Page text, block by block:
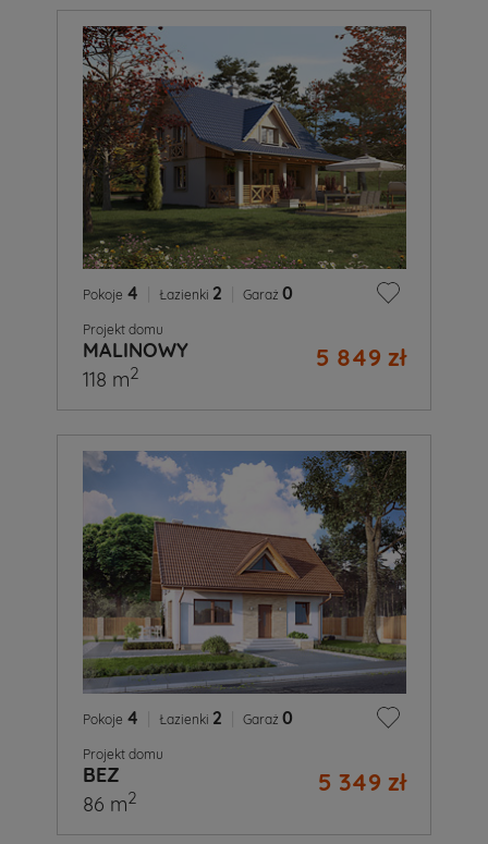
Pokoje 4 Łazienki 2 Garaż 0
Projekt domu
MALINOWY 5 849 zł
118 m2
Pokoje 4 Łazienki 2 Garaż 0
Projekt domu
BEZ 5 349 zł
86 m2